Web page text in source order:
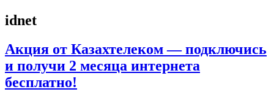
idnet
Акция от Казахтелеком — подключись
и получи 2 месяца интернета
бесплатно!